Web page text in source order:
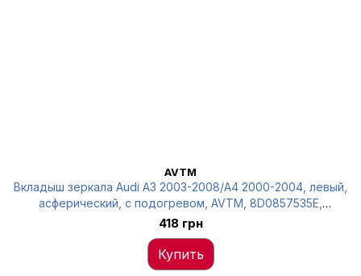
AVTM
Вкладыш зеркала Audi A3 2003-2008/A4 2000-2004, левый,
асферический, с подогревом, AVTM, 8D0857535E,
186423503
418 грн
Купить